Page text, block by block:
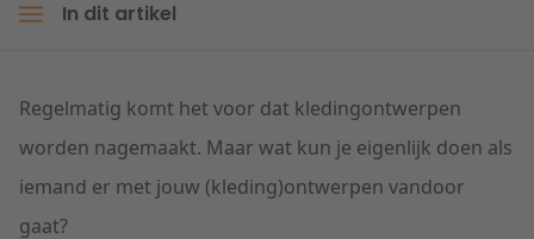
Onderwijs
In dit artikel
Regelmatig komt het voor dat kledingontwerpen
worden nagemaakt. Maar wat kun je eigenlijk doen als
iemand er met jouw (kleding)ontwerpen vandoor
gaat?